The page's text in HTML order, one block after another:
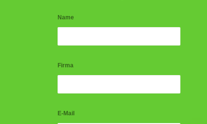
Name
Firma
E-Mail